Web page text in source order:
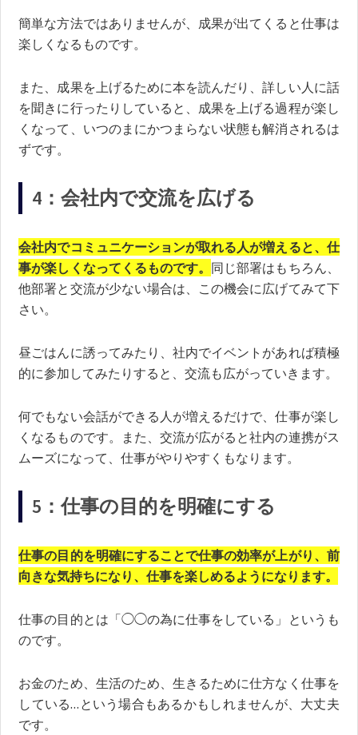
簡単な方法ではありませんが、成果が出てくると仕事は
楽しくなるものです。
また、成果を上げるために本を読んだり、詳しい人に話
を聞きに行ったりしていると、成果を上げる過程が楽し
くなって、いつのまにかつまらない状態も解消されるは
ずです。
4：会社内で交流を広げる
会社内でコミュニケーションが取れる人が増えると、仕
事が楽しくなってくるものです。 同じ部署はもちろん、
他部署と交流が少ない場合は、この機会に広げてみて下
さい。
昼ごはんに誘ってみたり、社内でイベントがあれば積極
的に参加してみたりすると、交流も広がっていきます。
何でもない会話ができる人が増えるだけで、仕事が楽し
くなるものです。また、交流が広がると社内の連携がス
ムーズになって、仕事がやりやすくもなります。
5：仕事の目的を明確にする
仕事の目的を明確にすることで仕事の効率が上がり、前
向きな気持ちになり、仕事を楽しめるようになります。
仕事の目的とは「◯◯の為に仕事をしている」というも
のです。
お金のため、生活のため、生きるために仕方なく仕事を
している…という場合もあるかもしれませんが、大丈夫
です。